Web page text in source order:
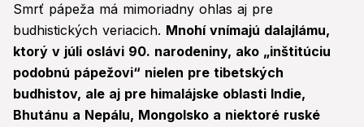
Smrť pápeža má mimoriadny ohlas aj pre
budhistických veriacich. Mnohí vnímajú dalajlámu,
ktorý v júli oslávi 90. narodeniny, ako „inštitúciu
podobnú pápežovi“ nielen pre tibetských
budhistov, ale aj pre himalájske oblasti Indie,
Bhutánu a Nepálu, Mongolsko a niektoré ruské